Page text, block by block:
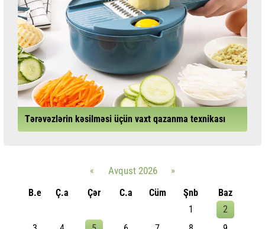
Tərəvəzlərin kəsilməsi üçün vaxt qazanma texnikası
« Avqust 2026
»
B.e
Ç.a Çər C.a Cüm Şnb
Baz
1
2